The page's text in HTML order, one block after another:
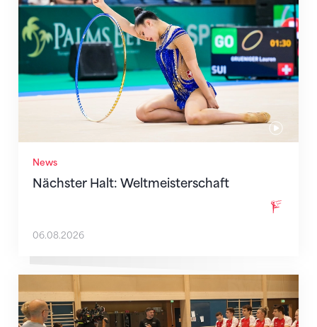
News
Nächster Halt: Weltmeisterschaft
06.08.2026
Mit klaren Zielen nach Zagreb